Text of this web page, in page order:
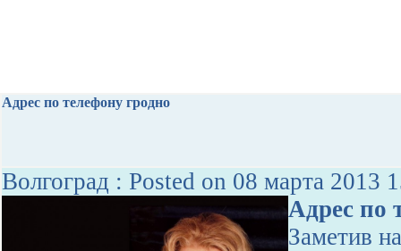
Адрес по телефону гродно
Волгоград : Posted on 08 марта 2013
Адрес по
Заметив